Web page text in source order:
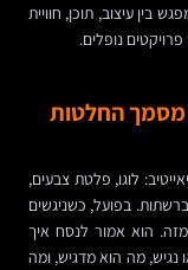
בין עיצוב, תוכן, חוויית
מסמך החלטות
לוגו, פלטת צבעים,
בפועל, כשניגשים
הוא אמור לנסח איך
נגיש, מה הוא מדגיש, ומה